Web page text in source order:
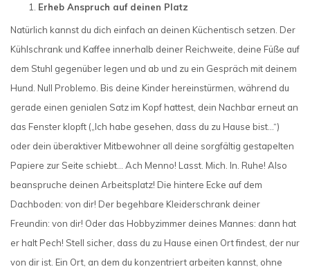
Erheb Anspruch auf deinen Platz
Natürlich kannst du dich einfach an deinen Küchentisch setzen. Der
Kühlschrank und Kaffee innerhalb deiner Reichweite, deine Füße auf
dem Stuhl gegenüber legen und ab und zu ein Gespräch mit deinem
Hund. Null Problemo. Bis deine Kinder hereinstürmen, während du
gerade einen genialen Satz im Kopf hattest, dein Nachbar erneut an
das Fenster klopft („Ich habe gesehen, dass du zu Hause bist…“)
oder dein überaktiver Mitbewohner all deine sorgfältig gestapelten
Papiere zur Seite schiebt… Ach Menno! Lasst. Mich. In. Ruhe! Also
beanspruche deinen Arbeitsplatz! Die hintere Ecke auf dem
Dachboden: von dir! Der begehbare Kleiderschrank deiner
Freundin: von dir! Oder das Hobbyzimmer deines Mannes: dann hat
er halt Pech! Stell sicher, dass du zu Hause einen Ort findest, der nur
von dir ist. Ein Ort, an dem du konzentriert arbeiten kannst, ohne